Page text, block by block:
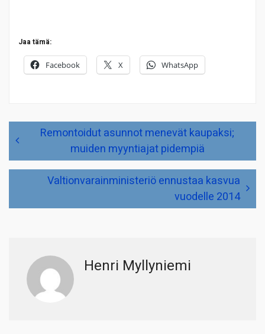
Jaa tämä:
Facebook X WhatsApp
Artikkelien
selaus
Remontoidut asunnot menevät kaupaksi;
muiden myyntiajat pidempiä
Valtionvarainministeriö ennustaa kasvua
vuodelle 2014
Henri Myllyniemi